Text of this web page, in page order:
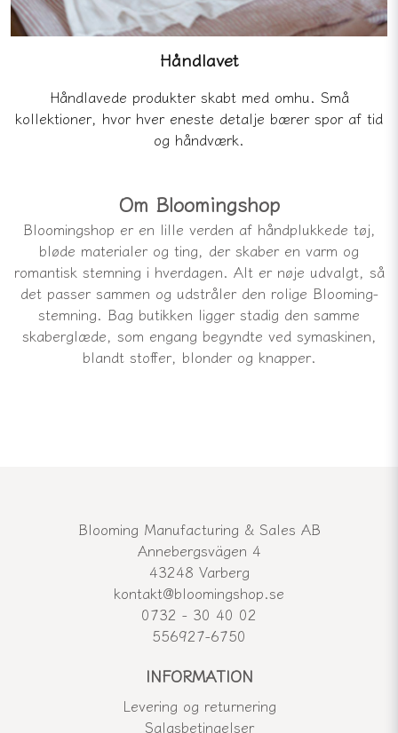
Håndlavet
Håndlavede produkter skabt med omhu. Små
kollektioner, hvor hver eneste detalje bærer spor af tid
og håndværk.
Om Bloomingshop
Bloomingshop er en lille verden af håndplukkede tøj,
bløde materialer og ting, der skaber en varm og
romantisk stemning i hverdagen. Alt er nøje udvalgt, så
det passer sammen og udstråler den rolige Blooming-
stemning. Bag butikken ligger stadig den samme
skaberglæde, som engang begyndte ved symaskinen,
blandt stoffer, blonder og knapper.
Blooming Manufacturing & Sales AB
Annebergsvägen 4
43248 Varberg
kontakt@bloomingshop.se
0732 - 30 40 02
556927-6750
INFORMATION
Levering og returnering
Salgsbetingelser